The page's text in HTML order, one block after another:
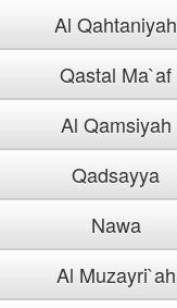
Al Qahtaniyah
Qastal Ma`af
Al Qamsiyah
Qadsayya
Nawa
Al Muzayri`ah